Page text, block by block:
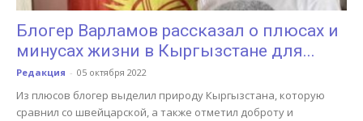
Блогер Варламов рассказал о плюсах и
минусах жизни в Кыргызстане для...
Редакция - 05 октября 2022
Из плюсов блогер выделил природу Кыргызстана, которую
сравнил со швейцарской, а также отметил доброту и